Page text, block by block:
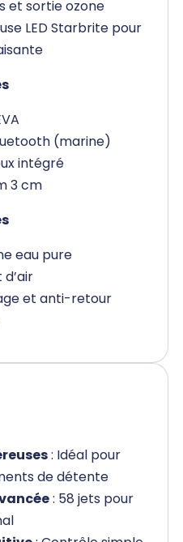
et sortie ozone
LED Starbrite pour
(marine)
intégré
3 cm
eau pure
et anti-retour
: Idéal pour
de détente
: 58 jets pour